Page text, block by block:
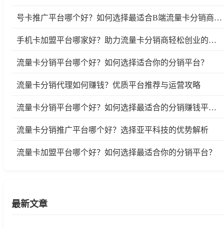
号卡推广平台哪个好？如何选择最适合B端流量卡分销商的号卡推广平台？
手机卡加盟平台哪家好？助力流量卡分销商轻松创业的选择
流量卡分销平台哪个好？如何选择适合你的分销平台？
流量卡分销代理如何赚钱？优质平台推荐与运营攻略
流量卡分销平台哪个好？如何选择最适合的分销赚钱平台？
流量卡分销推广平台哪个好？选择亚平科技的优势解析
流量卡加盟平台哪个好？如何选择最适合你的分销平台？
最新文章